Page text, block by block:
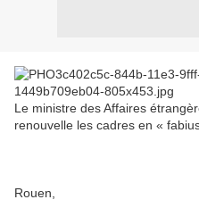
Le ministre des Affaires
renouvelle les cadres en «
Rouen,